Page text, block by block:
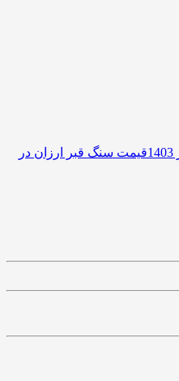
قیمت سنگ قبر ارزان در